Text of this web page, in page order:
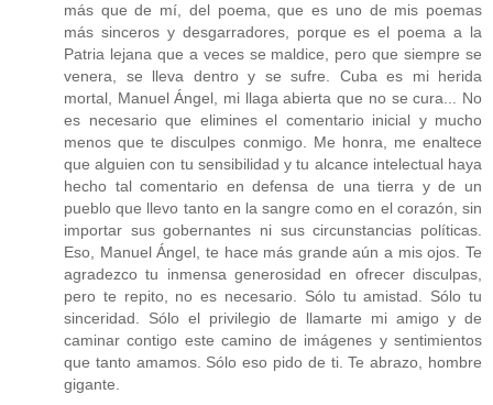
más que de mí, del poema, que es uno de mis poemas
más sinceros y desgarradores, porque es el poema a la
Patria lejana que a veces se maldice, pero que siempre se
venera, se lleva dentro y se sufre. Cuba es mi herida
mortal, Manuel Ángel, mi llaga abierta que no se cura... No
es necesario que elimines el comentario inicial y mucho
menos que te disculpes conmigo. Me honra, me enaltece
que alguien con tu sensibilidad y tu alcance intelectual haya
hecho tal comentario en defensa de una tierra y de un
pueblo que llevo tanto en la sangre como en el corazón, sin
importar sus gobernantes ni sus circunstancias políticas.
Eso, Manuel Ángel, te hace más grande aún a mis ojos. Te
agradezco tu inmensa generosidad en ofrecer disculpas,
pero te repito, no es necesario. Sólo tu amistad. Sólo tu
sinceridad. Sólo el privilegio de llamarte mi amigo y de
caminar contigo este camino de imágenes y sentimientos
que tanto amamos. Sólo eso pido de ti. Te abrazo, hombre
gigante.